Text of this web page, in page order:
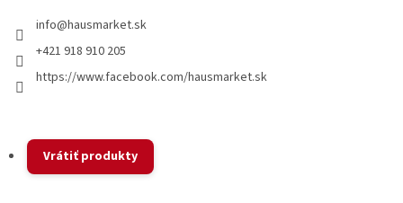
info@hausmarket.sk
+421 918 910 205
https://www.facebook.com/hausmarket.sk
Vrátiť produkty